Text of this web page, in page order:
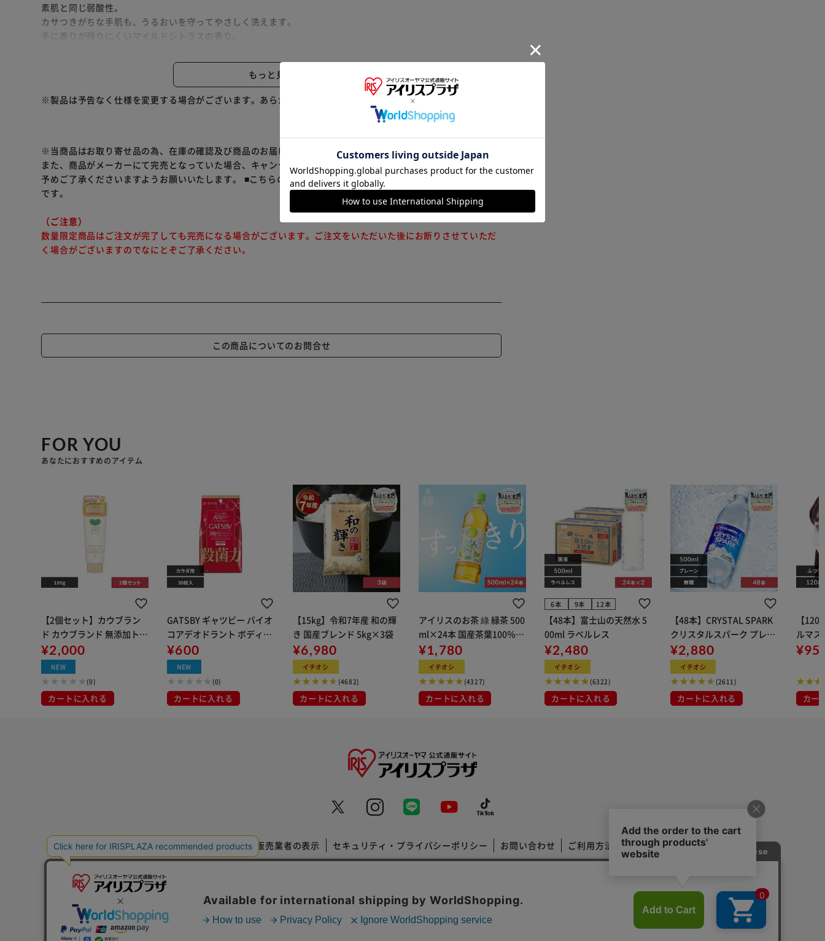
素肌と同じ弱酸性。
カサつきがちな手肌も、うるおいを守ってやさしく洗えます。
手に香りが残りにくいマイルドシトラスの香り。
汚れ、ウイルス・細菌を除去。【医薬部外品】
●必ず「ビオレｕ泡ハンドソープ」（販売名ビオレｕＨｇ）のポンプボトルにつめかえてください。
●つめかえ量は、ポンプボトルの「つめかえる時、これ以上液を入れない」の矢印の位置までにしてください。
●つめかえ前にポンプボトルの中とポンプ部分を水道水でよく洗い、水気を切ってください。
ポンプ部分は逆さにして数回押し、ポンプ内に残った液も出し切ってください。
●つめかえ後、このパウチの右下に記載されている製造番号を控えておいてください。
●液モレすることがあるので、つめかえ後は必ずキャップを閉めて立てて保管してください。
●この商品をつめかえずにそのまま使用しないでください。
本体を強く持つと、液が飛び出ることがあるので注意する。
意する。
もっと見る
※製品は予告なく仕様を変更する場合がございます。あらかじめご了承ください。
※当商品はお取り寄せ品の為、在庫の確認及び商品のお届けまでお時間を頂く場合がございます。
また、商品がメーカーにて完売となっていた場合、キャンセル又は注文内容の変更をお願いいたしております。
予めご了承くださいますようお願いいたします。 ■こちらの商品はアイリスプラザがセレクトしたオススメ商品
です。
（ご注意）
数量限定商品はご注文が完了しても完売になる場合がございます。ご注文をいただいた後にお断りさせていただ
く場合がございますのでなにとぞご了承ください。
この商品についてのお問合せ
FOR YOU
あなたにおすすめのアイテム
【2個セット】カウブラン
ド カウブランド 無添加トリ
ートメント 180g うるおい
ケア
¥2,000
NEW
(0)
カートに入れる
GATSBY ギャツビー バイオ
コアデオドラント ボディペ
ーパー 30枚 無香料
¥600
NEW
(0)
カートに入れる
【15kg】令和7年産 和の輝
き 国産ブレンド 5kg×3袋
¥6,980
イチオシ
(4682)
カートに入れる
アイリスのお茶 綠 緑茶 500
ml×24本 国産茶葉100％使
用
¥1,780
イチオシ
(4327)
カートに入れる
6本 9本 12本
【48本】富士山の天然水 5
00ml ラベルレス
¥2,480
イチオシ
(6322)
カートに入れる
【48本】CRYSTAL SPARK
クリスタルスパーク プレー
ン 500ml
¥2,880
イチオシ
(2611)
カートに入れる
【
ルマス
イト 大容量
布
カー
特定商取引法に基づく通信販売業者の表示 セキュリティ・プライバシーポリシー お問い合わせ ご利用方法 ご利用規約
※ご確認ください